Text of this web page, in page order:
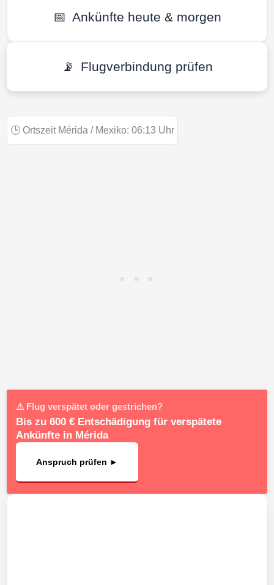
📅 Ankünfte heute & morgen
📡 Flugverbindung prüfen
🕒 Ortszeit Mérida / Mexiko: 06:13 Uhr
⚠ Flug verspätet oder gestrichen?
Bis zu 600 € Entschädigung für verspätete
Ankünfte in Mérida
Anspruch prüfen ►